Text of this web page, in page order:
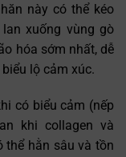
này có thể kéo
xuống vùng gò
hóa sớm nhất, dễ
lộ cảm xúc.
có biểu cảm (nếp
khi collagen và
thể hằn sâu và tồn